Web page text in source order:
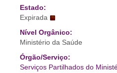
Estado:
Expirada
Nível Orgânico:
Ministério da Saúde
Órgão/Serviço:
Serviços Partilhados do